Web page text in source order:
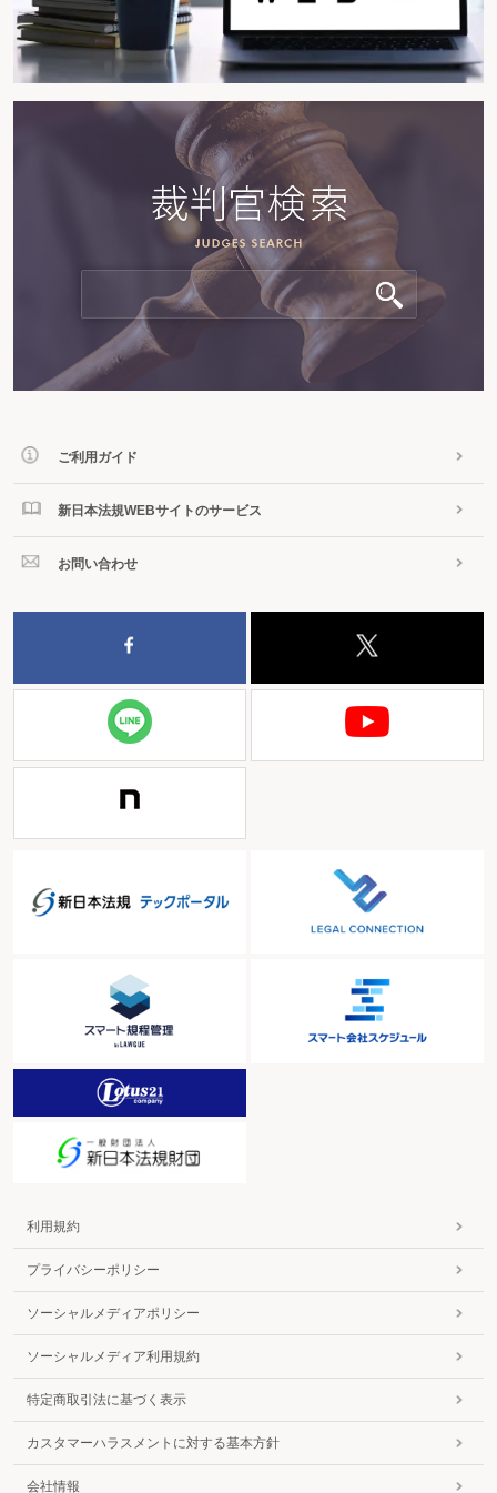
ご利用ガイド
新日本法規WEBサイトのサービス
お問い合わせ
利用規約
プライバシーポリシー
ソーシャルメディアポリシー
ソーシャルメディア利用規約
特定商取引法に基づく表示
カスタマーハラスメントに対する基本方針
会社情報